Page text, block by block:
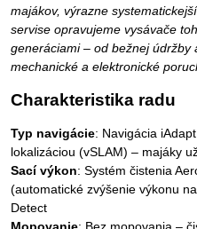
majákov, výrazne
servise opravujeme vysávače
generáciami – od bežnej údržby
mechanické a elektronické
Charakteristika radu
Typ navigácie: Navigácia
lokalizáciou (vSLAM) – majáky
Sací výkon: Systém čistenia
(automatické zvýšenie výkonu
Detect